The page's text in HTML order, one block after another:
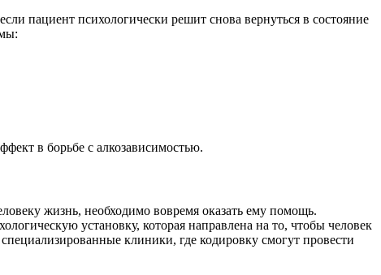
пациент психологически решит снова вернуться в состояние
в борьбе с алкозависимостью.
жизнь, необходимо вовремя оказать ему помощь.
установку, которая направлена на то, чтобы человек
клиники, где кодировку смогут провести